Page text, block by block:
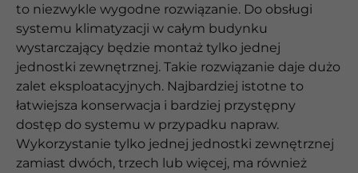
to niezwykle wygodne rozwiązanie. Do obsługi
systemu klimatyzacji w całym budynku
wystarczający będzie montaż tylko jednej
jednostki zewnętrznej. Takie rozwiązanie daje dużo
zalet eksploatacyjnych. Najbardziej istotne to
łatwiejsza konserwacja i bardziej przystępny
dostęp do systemu w przypadku napraw.
Wykorzystanie tylko jednej jednostki zewnętrznej
zamiast dwóch, trzech lub więcej, ma również